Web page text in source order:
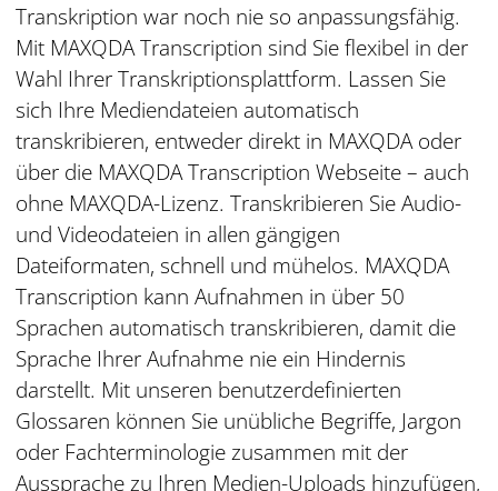
Transkription war noch nie so anpassungsfähig.
Mit MAXQDA Transcription sind Sie flexibel in der
Wahl Ihrer Transkriptionsplattform. Lassen Sie
sich Ihre Mediendateien automatisch
transkribieren, entweder direkt in MAXQDA oder
über die MAXQDA Transcription Webseite – auch
ohne MAXQDA-Lizenz. Transkribieren Sie Audio-
und Videodateien in allen gängigen
Dateiformaten, schnell und mühelos. MAXQDA
Transcription kann Aufnahmen in über 50
Sprachen automatisch transkribieren, damit die
Sprache Ihrer Aufnahme nie ein Hindernis
darstellt. Mit unseren benutzerdefinierten
Glossaren können Sie unübliche Begriffe, Jargon
oder Fachterminologie zusammen mit der
Aussprache zu Ihren Medien-Uploads hinzufügen,